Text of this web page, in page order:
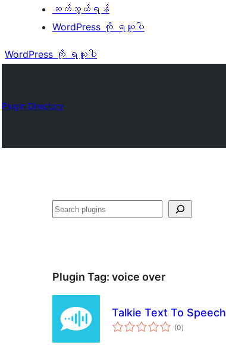
ဆက်သွယ်ရန်
WordPress ကို ရယူပါ
WordPress ကို ရယူပါ
Plugin Directory
ရှာ
Plugin Tag: voice over
Talkie Text To Speech
(0total
ratings
)